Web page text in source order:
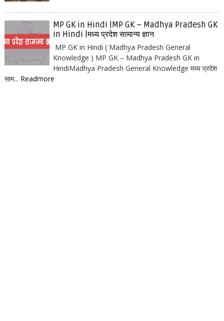
MP GK in Hindi |MP GK – Madhya Pradesh GK
in Hindi |मध्य प्रदेश सामान्य ज्ञान
MP GK in Hindi ( Madhya Pradesh General
Knowledge ) MP GK – Madhya Pradesh GK in
HindiMadhya Pradesh General Knowledge मध्य प्रदेश
साम... Readmore